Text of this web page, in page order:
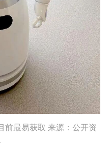
前最易获取 来源：公开资